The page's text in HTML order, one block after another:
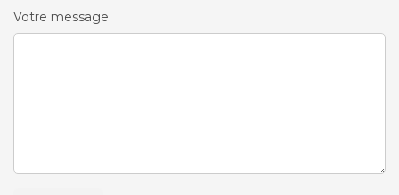
Votre message